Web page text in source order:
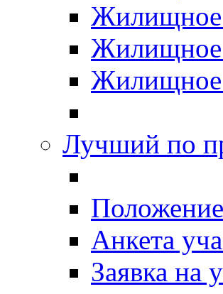
Жилищное
Жилищное
Жилищное
Лучший по
Анкета
Заявка на